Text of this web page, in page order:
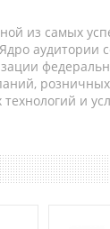
из самых
аудитории
и